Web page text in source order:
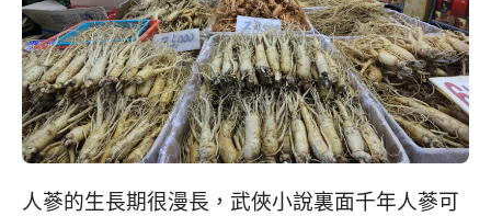
人蔘的生長期很漫長，武俠小說裏面千年人蔘可